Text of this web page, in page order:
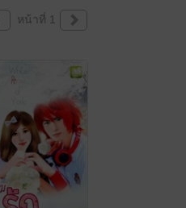
หน้าที่ 1